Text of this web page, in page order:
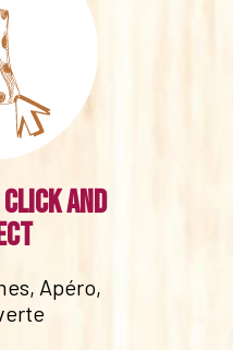
click and
Apéro,